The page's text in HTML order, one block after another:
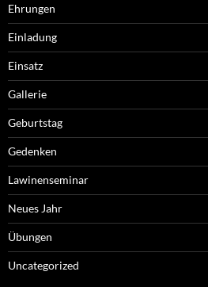
Ehrungen
Einladung
Einsatz
Gallerie
Geburtstag
Gedenken
Lawinenseminar
Neues Jahr
Übungen
Uncategorized